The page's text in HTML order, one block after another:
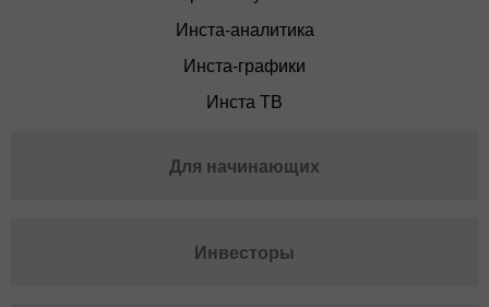
Инста-аналитика
Инста-графики
Инста ТВ
Для начинающих
Инвесторы